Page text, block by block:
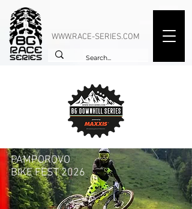
WWW.RACE-SERIES.COM
PAMPOROVO
BIKE FEST 2026